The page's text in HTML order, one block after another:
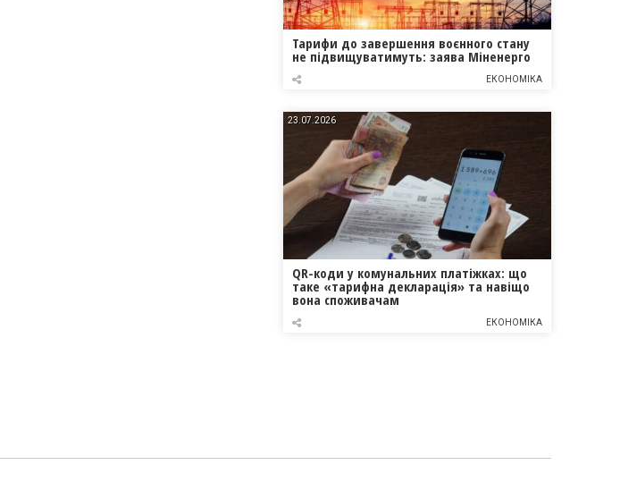
Тарифи до завершення воєнного стану
не підвищуватимуть: заява Міненерго
ЕКОНОМІКА
23.07.2026
QR-коди у комунальних платіжках: що
таке «тарифна декларація» та навіщо
вона споживачам
ЕКОНОМІКА